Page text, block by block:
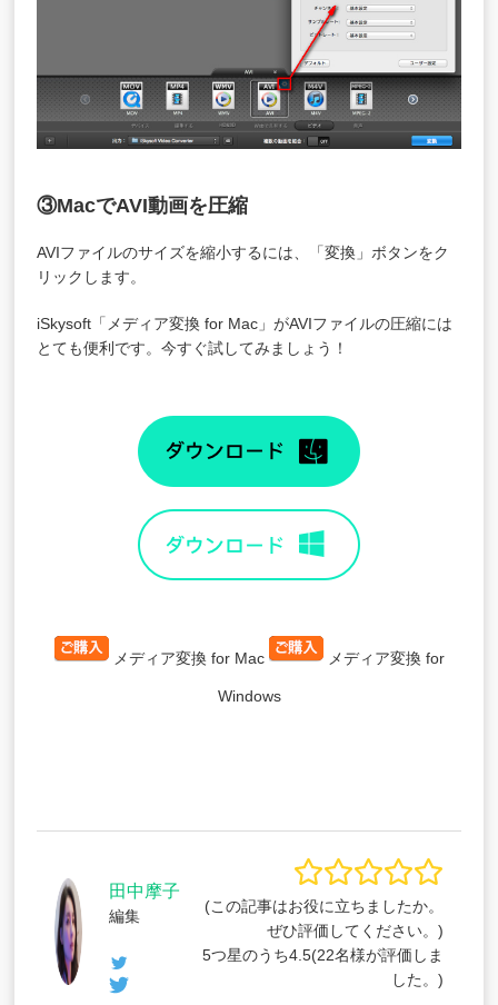
③MacでAVI動画を圧縮
AVIファイルのサイズを縮小するには、「変換」ボタンをク
リックします。
iSkysoft「 メディア変換 for Mac 」がAVIファイルの圧縮には
とても便利です。今すぐ試してみましょう！
メディア変換 for Mac メディア変換 for
Windows
田中摩子
編集
(この記事はお役に立ちましたか。
ぜひ評価してください。)
5つ星のうち4.5(22名様が評価しま
した。)